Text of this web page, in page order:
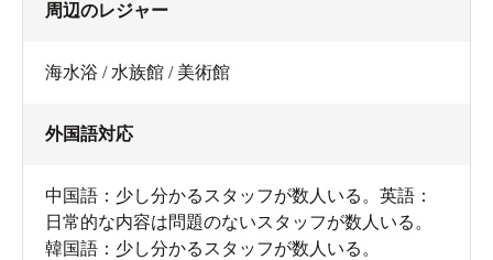
周辺のレジャー
海水浴 / 水族館 / 美術館
外国語対応
中国語：少し分かるスタッフが数人いる。英語：
日常的な内容は問題のないスタッフが数人いる。
韓国語：少し分かるスタッフが数人いる。